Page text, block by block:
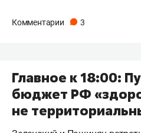
Комментарии 3
Главное к 18:00:
бюджет РФ
не